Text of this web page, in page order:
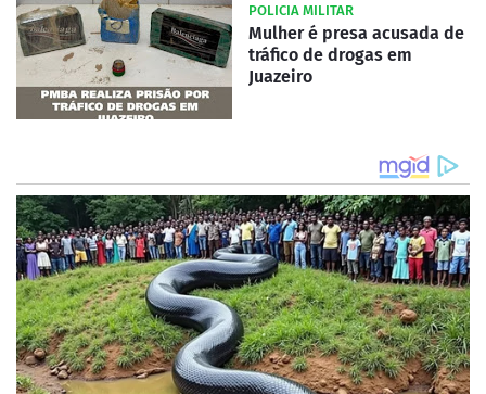
POLICIA MILITAR
Mulher é presa acusada de
tráfico de drogas em
Juazeiro